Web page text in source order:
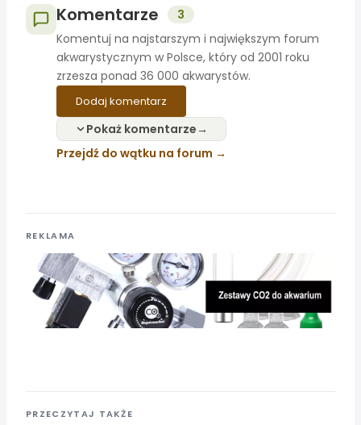
Komentarze
3
Komentuj na najstarszym i największym forum
akwarystycznym w Polsce, który od 2001 roku
zrzesza ponad 36 000 akwarystów.
Dodaj komentarz
Pokaż komentarze
Przejdź do wątku na forum
REKLAMA
PRZECZYTAJ TAKŻE